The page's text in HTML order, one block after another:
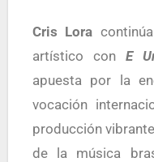
Cris Lora
artístico con E
apuesta por la
vocación
producción
de la música